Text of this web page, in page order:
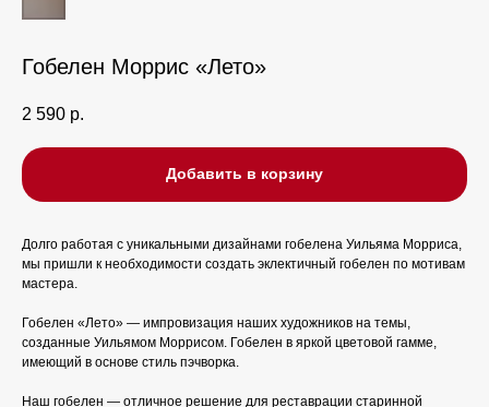
Гобелен Моррис «Лето»
2 590 р.
Добавить в корзину
Долго работая с уникальными дизайнами гобелена Уильяма Морриса,
мы пришли к необходимости создать эклектичный гобелен по мотивам
мастера.
Гобелен «Лето» — импровизация наших художников на темы,
созданные Уильямом Моррисом. Гобелен в яркой цветовой гамме,
имеющий в основе стиль пэчворка.
Наш гобелен — отличное решение для реставрации старинной